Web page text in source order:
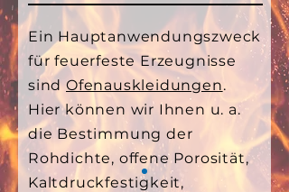
Ein Hauptanwendungszweck
für feuerfeste Erzeugnisse
sindOfenauskleidungen.
Hier können wir Ihnen u. a.
die Bestimmung der
Rohdichte, offene Porosität,
Kaltdruckfestigkeit,